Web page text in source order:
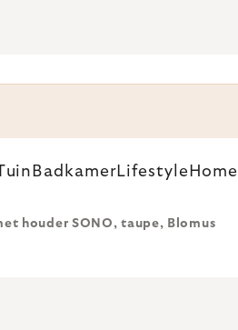
BadkamerLifestyle Home
houder SONO, taupe, Blomus